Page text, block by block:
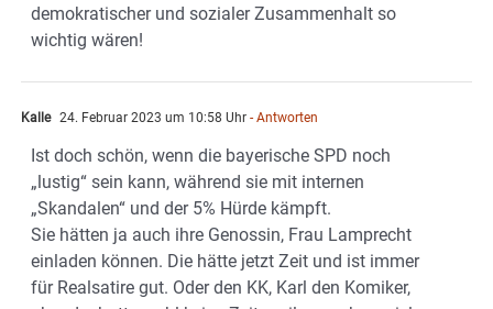
demokratischer und sozialer Zusammenhalt so
wichtig wären!
Kalle 24. Februar 2023 um 10:58 Uhr - Antworten
Ist doch schön, wenn die bayerische SPD noch
„lustig“ sein kann, während sie mit internen
„Skandalen“ und der 5% Hürde kämpft.
Sie hätten ja auch ihre Genossin, Frau Lamprecht
einladen können. Die hätte jetzt Zeit und ist immer
für Realsatire gut. Oder den KK, Karl den Komiker,